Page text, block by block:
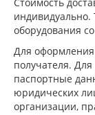
оборудования
Для
получателя.
паспортные
юридических
организации,